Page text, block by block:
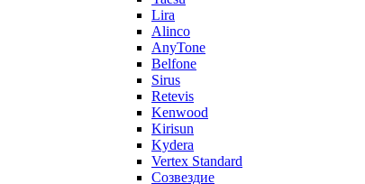
Lira
Alinco
AnyTone
Belfone
Sirus
Retevis
Kenwood
Kirisun
Kydera
Vertex Standard
Созвездие